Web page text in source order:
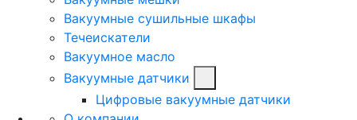
Вакуумные сушильные шкафы
Течеискатели
Вакуумное масло
Вакуумные датчики
Цифровые вакуумные датчики